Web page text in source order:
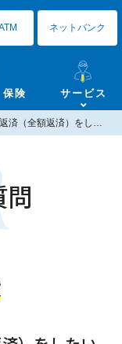
保険 サービス
ネットバンク
労金窓口で繰上返済（全額返済）をしたいのですが、必要な持ち物を教えて下さい。また、窓口以外でも繰上返済（全額返済）をする方法はありますか。